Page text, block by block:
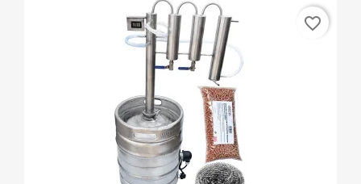
favorite_border